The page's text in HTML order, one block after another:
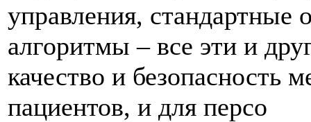
управления,
алгоритмы – все эти и
качество и безопасность
пациентов, и для персо